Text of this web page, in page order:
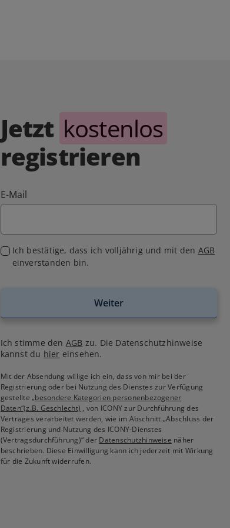
Jetzt kostenlos
registrieren
E-Mail
Ich bestätige, dass ich volljährig und mit den AGB
einverstanden bin.
Weiter
Ich stimme den AGB zu. Die Datenschutzhinweise
kannst du hier einsehen.
Mit der Absendung willige ich ein, dass von mir bei der
Registrierung oder bei Nutzung des Dienstes zur Verfügung
gestellte„besondere Kategorien personenbezogener
Daten“(z.B. Geschlecht) , von ICONY zur Durchführung des
Vertrages verarbeitet werden, wie im Abschnitt „Abschluss der
Registrierung und Nutzung des ICONY-Dienstes
(Vertragsdurchführung)“ der Datenschutzhinweise näher
beschrieben. Diese Einwilligung kann ich jederzeit mit Wirkung
für die Zukunft widerrufen.